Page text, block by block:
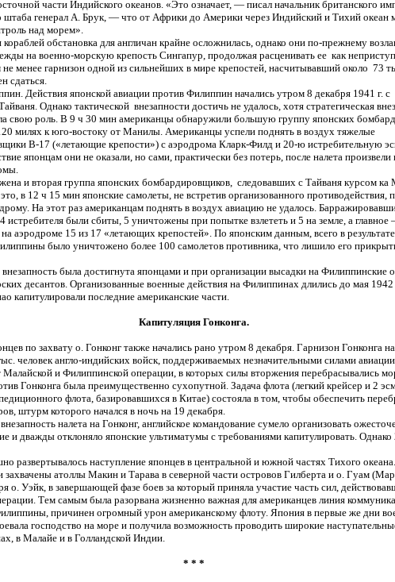
части Индийского океанов. «Это означает, — писал начальник британского
штаба генерал А. Брук, — что от Африки до Америки через Индийский и Тихий океан
над морем».
кораблей обстановка для англичан крайне осложнилась, однако они по-прежнему
на военно-морскую крепость Сингапур, продолжая расценивать ее как
менее гарнизон одной из сильнейших в мире крепостей, насчитывавший около 73
сдаться.
Действия японской авиации против Филиппин начались утром 8 декабря 1941 г. с
Однако тактической внезапности достичь не удалось, хотя стратегическая
свою роль. В 9 ч 30 мин американцы обнаружили большую группу японских
милях к юго-востоку от Манилы. Американцы успели поднять в воздух тяжелые
В-17 («летающие крепости») с аэродрома Кларк-Филд и 20-ю истребительную
японцам они не оказали, но сами, практически без потерь, после налета произвели
и вторая группа японских бомбардировщиков, следовавших с Тайваня курсом ка
в 12 ч 15 мин японские самолеты, не встретив организованного противодействия,
На этот раз американцам поднять в воздух авиацию не удалось.
истребителя были сбиты, 5 уничтожены при попытке взлететь и 5 на земле, а
аэродроме 15 из 17 «летающих крепостей». По японским данным, всего в
было уничтожено более 100 самолетов противника, что лишило его
была достигнута японцами и при организации высадки на Филиппинские
десантов. Организованные военные действия на Филиппинах длились до мая 1942
капитулировали последние американские части.
Капитуляция Гонконга.
по захвату о. Гонконг также начались рано утром 8 декабря. Гарнизон Гонконга
человек англо-индийских войск, поддерживаемых незначительными силами
Малайской и Филиппинской операции, в которых силы вторжения перебрасывались
Гонконга была преимущественно сухопутной. Задача флота (легкий крейсер и 2
флота, базировавшихся в Китае) состояла в том, чтобы обеспечить
штурм которого начался в ночь на 19 декабря.
налета на Гонконг, английское командование сумело организовать
и дважды отклоняло японские ультиматумы с требованиями капитулировать. Однако
развертывалось наступление японцев в центральной и южной частях Тихого
захвачены атоллы Макин и Тарава в северной части островов Гилберта и о. Гуам
о. Уэйк, в завершающей фазе боев за который приняла участие часть сил,
Тем самым была разорвана жизненно важная для американцев линия
причинен огромный урон американскому флоту. Япония в первые же дни
господство на море и получила возможность проводить широкие
в Малайе и в Голландской Индии.
* * *